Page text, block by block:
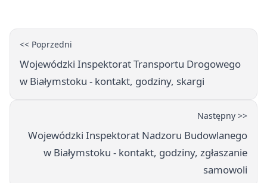
<< Poprzedni
Wojewódzki Inspektorat Transportu Drogowego
w Białymstoku - kontakt, godziny, skargi
Następny >>
Wojewódzki Inspektorat Nadzoru Budowlanego
w Białymstoku - kontakt, godziny, zgłaszanie
samowoli